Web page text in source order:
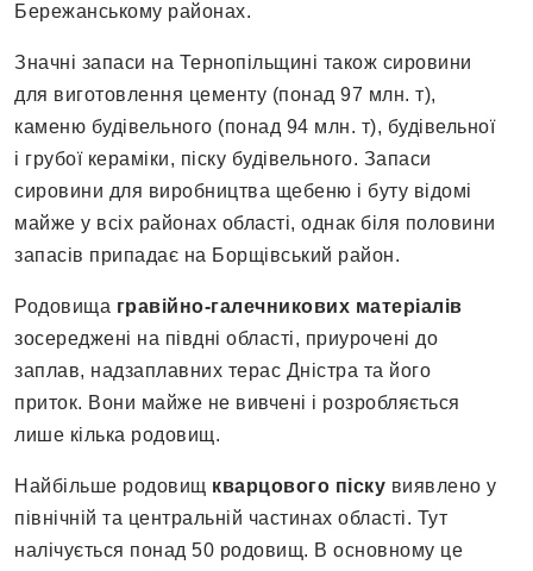
Бережанському районах.
Значні запаси на Тернопільщині також сировини
для виготовлення цементу (понад 97 млн. т),
каменю будівельного (понад 94 млн. т), будівельної
і грубої кераміки, піску будівельного. Запаси
сировини для виробництва щебеню і буту відомі
майже у всіх районах області, однак біля половини
запасів припадає на Борщівський район.
Родовища гравійно-галечникових матеріалів
зосереджені на півдні області, приурочені до
заплав, надзаплавних терас Дністра та його
приток. Вони майже не вивчені і розробляється
лише кілька родовищ.
Найбільше родовищ кварцового піску виявлено у
північній та центральній частинах області. Тут
налічується понад 50 родовищ. В основному це